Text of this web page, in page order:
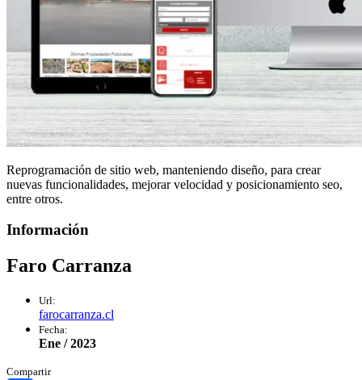
Reprogramación de sitio web, manteniendo diseño, para crear
nuevas funcionalidades, mejorar velocidad y posicionamiento seo,
entre otros.
Información
Faro Carranza
Url:
farocarranza.cl
Fecha:
Ene / 2023
Compartir